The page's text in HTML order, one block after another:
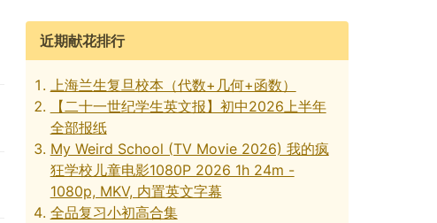
近期献花排行
上海兰生复旦校本（代数+几何+函数）
【二十一世纪学生英文报】初中2026上半年
全部报纸
My Weird School (TV Movie 2026) 我的疯
狂学校儿童电影1080P 2026 1h 24m -
1080p, MKV, 内置英文字幕
全品复习小初高合集